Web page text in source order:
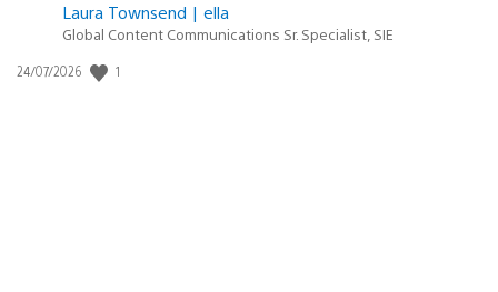
Laura Townsend | ella
Global Content Communications Sr. Specialist, SIE
Fecha
24/07/2026 1